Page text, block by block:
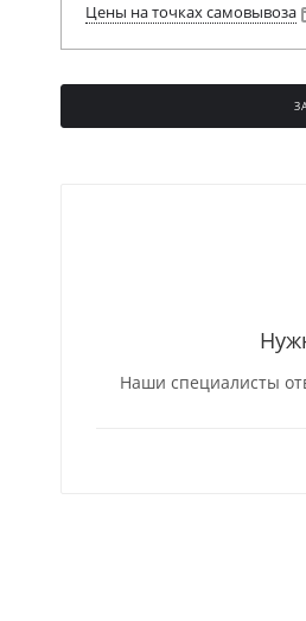
Цены на точках самовывоза
Наши специалисты